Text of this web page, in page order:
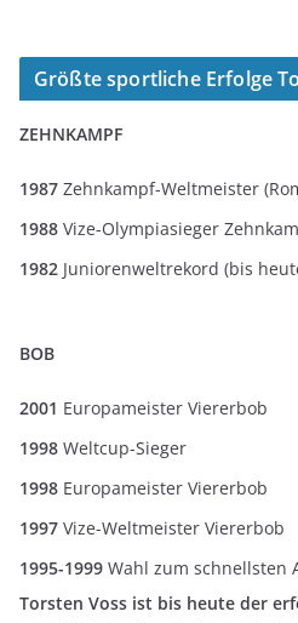
Größte sportliche Erfolge
ZEHNKAMPF
1987 Zehnkampf-Weltmeister
1988 Vize-Olympiasieger
1982 Juniorenweltrekord (bis
BOB
2001 Europameister Viererbob
1998 Weltcup-Sieger
1998 Europameister Viererbob
1997 Vize-Weltmeister Viererbob
1995-1999 Wahl zum schnellsten
Torsten Voss ist bis heute der